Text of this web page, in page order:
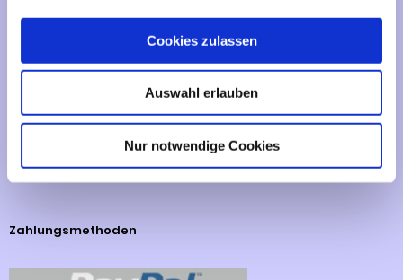
Cookies zulassen
Auswahl erlauben
Nur notwendige Cookies
Impressum
Sitemap
Zahlungsmethoden